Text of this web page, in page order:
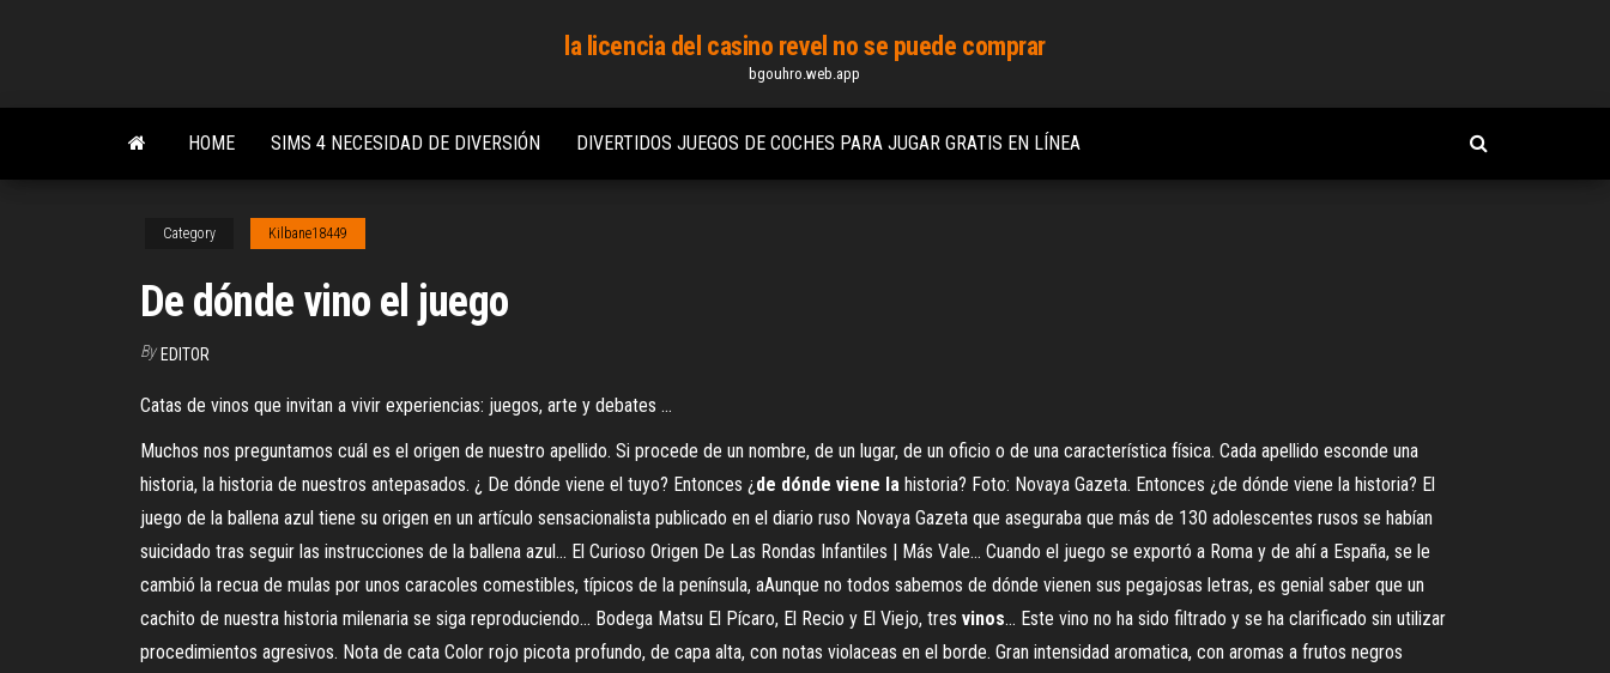
content
la licencia del casino revel no se puede comprar
bgouhro.web.app
HOME SIMS 4 NECESIDAD DE DIVERSIÓN DIVERTIDOS JUEGOS DE COCHES PARA JUGAR GRATIS EN LÍNEA
Category Kilbane18449
De dónde vino el juego
By EDITOR
Catas de vinos que invitan a vivir experiencias: juegos, arte y debates ...
Muchos nos preguntamos cuál es el origen de nuestro apellido. Si procede de un nombre, de un lugar, de un oficio o de una característica física. Cada apellido esconde una
historia, la historia de nuestros antepasados. ¿ De dónde viene el tuyo? Entonces ¿ de dónde viene la historia? Foto: Novaya Gazeta. Entonces ¿de dónde viene la historia? El
juego de la ballena azul tiene su origen en un artículo sensacionalista publicado en el diario ruso Novaya Gazeta que aseguraba que más de 130 adolescentes rusos se habían
suicidado tras seguir las instrucciones de la ballena azul... El Curioso Origen De Las Rondas Infantiles | Más Vale… Cuando el juego se exportó a Roma y de ahí a España, se le
cambió la recua de mulas por unos caracoles comestibles, típicos de la península, aAunque no todos sabemos de dónde vienen sus pegajosas letras, es genial saber que un
cachito de nuestra historia milenaria se siga reproduciendo... Bodega Matsu El Pícaro, El Recio y El Viejo, tres vinos… Este vino no ha sido filtrado y se ha clarificado sin utilizar
procedimientos agresivos. Nota de cata Color rojo picota profundo, de capa alta, con notas violaceas en el borde. Gran intensidad aromatica, con aromas a frutos negros